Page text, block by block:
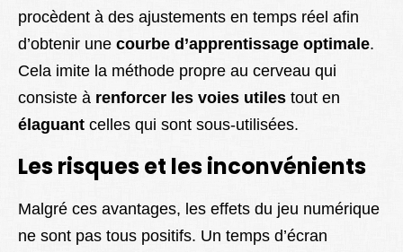
procèdent à des ajustements en temps réel afin
d’obtenir une courbe d’apprentissage optimale.
Cela imite la méthode propre au cerveau qui
consiste à renforcer les voies utiles tout en
élaguant celles qui sont sous-utilisées.
Les risques et les inconvénients
Malgré ces avantages, les effets du jeu numérique
ne sont pas tous positifs. Un temps d’écran